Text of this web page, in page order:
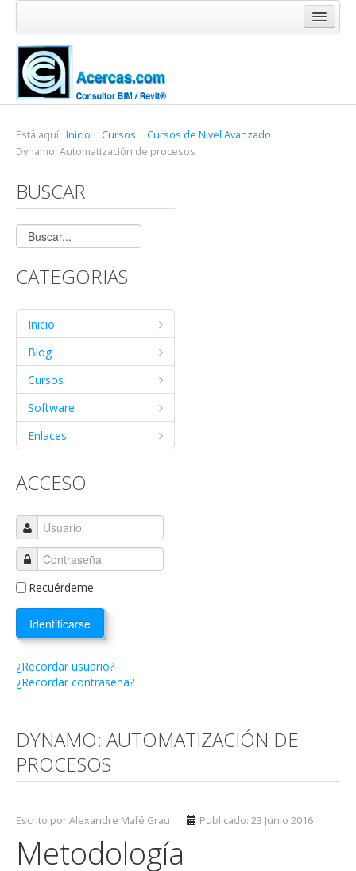
Inicio
Blog
Cursos
Software
Enlaces
Acercas
Está aquí: Inicio Cursos
Cursos de Nivel Avanzado
Dynamo: Automatización de procesos
BUSCAR
CATEGORIAS
Inicio
Blog
Cursos
Software
Enlaces
ACCESO
Recuérdeme
Identificarse
¿Recordar usuario?
¿Recordar contraseña?
DYNAMO: AUTOMATIZACIÓN DE
PROCESOS
Escrito por Alexandre Mafé Grau Publicado: 23 Junio 2016
Metodología